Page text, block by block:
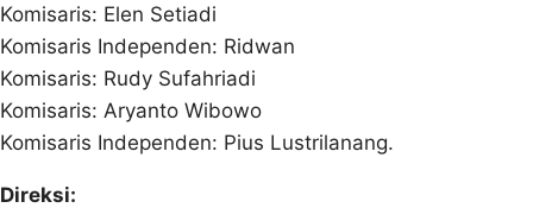
Komisaris: Elen Setiadi
Komisaris Independen: Ridwan
Komisaris: Rudy Sufahriadi
Komisaris: Aryanto Wibowo
Komisaris Independen: Pius Lustrilanang.
Direksi: